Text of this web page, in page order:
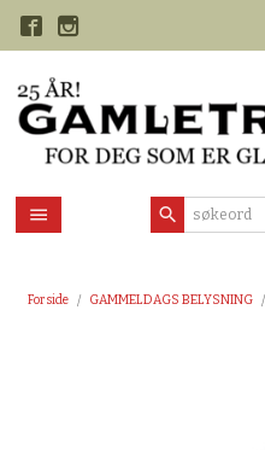
Forside GAMMELDAGS BELYSNING